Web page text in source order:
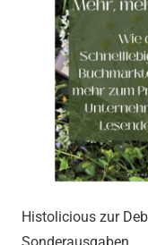
Histolicious zur